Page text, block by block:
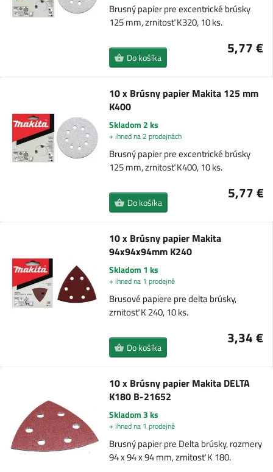
Brusný papier pre excentrické brúsky
125 mm, zrnitosť K320, 10 ks.
5,77 €
Do košíka
10 x Brúsny papier Makita 125 mm
K400
Skladom 2 ks
+ ihned na 2 prodejnách
Brusný papier pre excentrické brúsky
125 mm, zrnitosť K400, 10 ks.
5,77 €
Do košíka
10 x Brúsny papier Makita
94x94x94mm K240
Skladom 1 ks
+ ihned na 1 prodejně
Brusové papiere pre delta brúsky,
zrnitosť K 240, 10 ks.
3,34 €
Do košíka
10 x Brúsny papier Makita DELTA
K180 B-21652
Skladom 3 ks
+ ihned na 1 prodejně
Brusný papier pre Delta brúsky, rozmery
94 x 94 x 94 mm, zrnitosť K 180.